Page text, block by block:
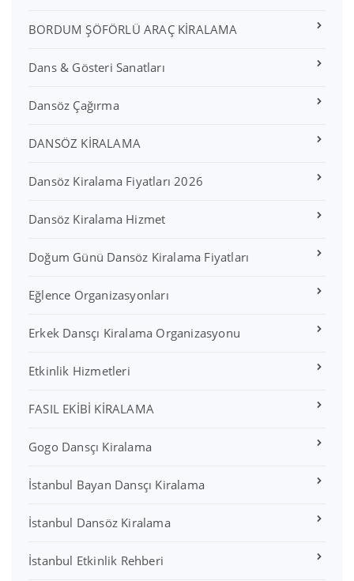
BORDUM ŞÖFÖRLÜ ARAÇ KİRALAMA
Dans & Gösteri Sanatları
Dansöz Çağırma
DANSÖZ KİRALAMA
Dansöz Kiralama Fiyatları 2026
Dansöz Kiralama Hizmet
Doğum Günü Dansöz Kiralama Fiyatları
Eğlence Organizasyonları
Erkek Dansçı Kiralama Organizasyonu
Etkinlik Hizmetleri
FASIL EKİBİ KİRALAMA
Gogo Dansçı Kiralama
İstanbul Bayan Dansçı Kiralama
İstanbul Dansöz Kiralama
İstanbul Etkinlik Rehberi